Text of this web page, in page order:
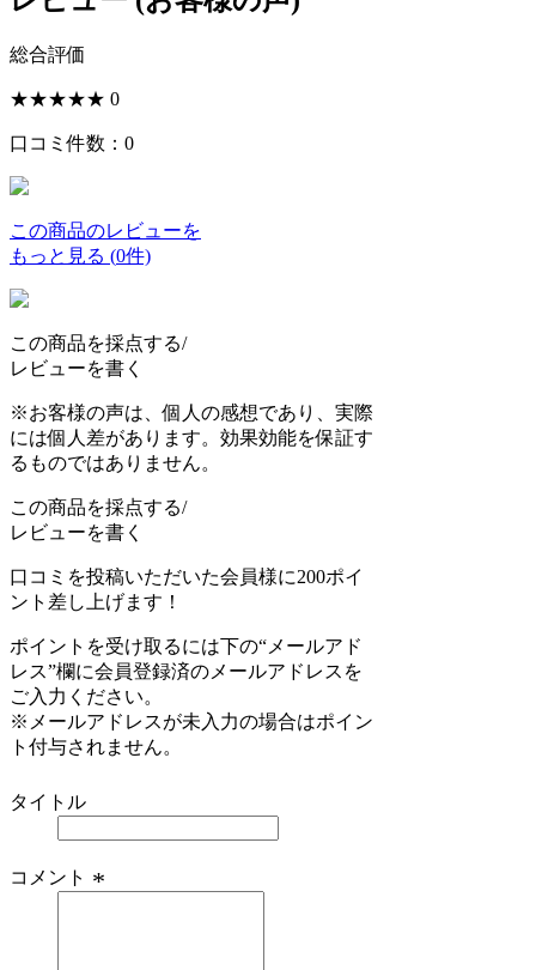
総合評価
★★★★★ 0
口コミ件数： 0
この商品のレビューを
もっと見る (0件)
この商品を採点する/
レビューを書く
※お客様の声は、個人の感想であり、実際
には個人差があります。効果効能を保証す
るものではありません。
この商品を採点する/
レビューを書く
口コミを投稿いただいた会員様に200ポイ
ント差し上げます！
ポイントを受け取るには下の“メールアド
レス”欄に会員登録済のメールアドレスを
ご入力ください。
※メールアドレスが未入力の場合はポイン
ト付与されません。
タイトル
コメント *